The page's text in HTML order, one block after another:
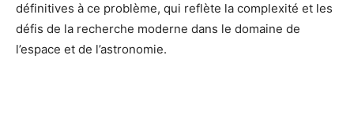
définitives à ce problème, qui reflète la complexité et les
défis de la recherche moderne dans le domaine de
l’espace et de l’astronomie.